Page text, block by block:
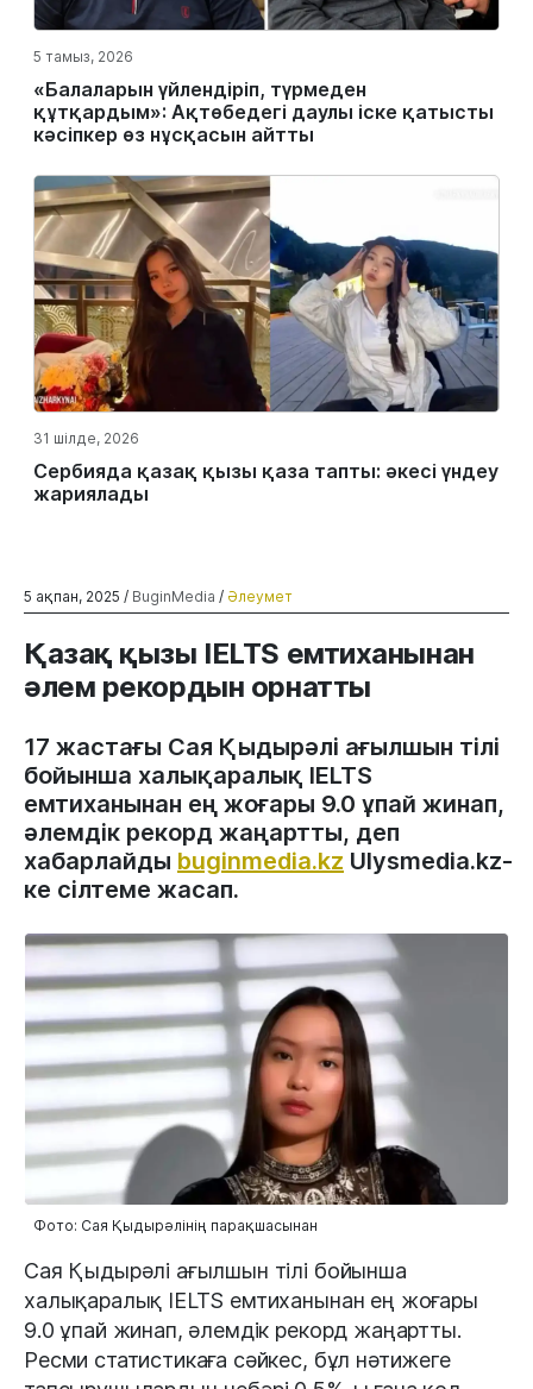
5 тамыз, 2026
«Балаларын үйлендіріп, түрмеден
құтқардым»: Ақтөбедегі даулы іске қатысты
кәсіпкер өз нұсқасын айтты
31 шілде, 2026
Сербияда қазақ қызы қаза тапты: әкесі үндеу
жариялады
5 ақпан, 2025 / BuginMedia / Әлеумет
Қазақ қызы IELTS емтиханынан
әлем рекордын орнатты
17 жастағы Сая Қыдырәлі ағылшын тілі
бойынша халықаралық IELTS
емтиханынан ең жоғары 9.0 ұпай жинап,
әлемдік рекорд жаңартты, деп
хабарлайды buginmedia.kz Ulysmedia.kz-
ке сілтеме жасап.
Фото: Сая Қыдырәлінің парақшасынан
Сая Қыдырәлі ағылшын тілі бойынша
халықаралық IELTS емтиханынан ең жоғары
9.0 ұпай жинап, әлемдік рекорд жаңартты.
Ресми статистикаға сәйкес, бұл нәтижеге